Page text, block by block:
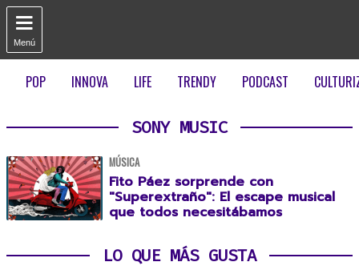

Menú
POP INNOVA LIFE TRENDY PODCAST
SONY MUSIC
MÚSICA
Fito Páez sorprende con
"Superextraño": El escape musical
que todos necesitábamos
LO QUE MÁS GUSTA